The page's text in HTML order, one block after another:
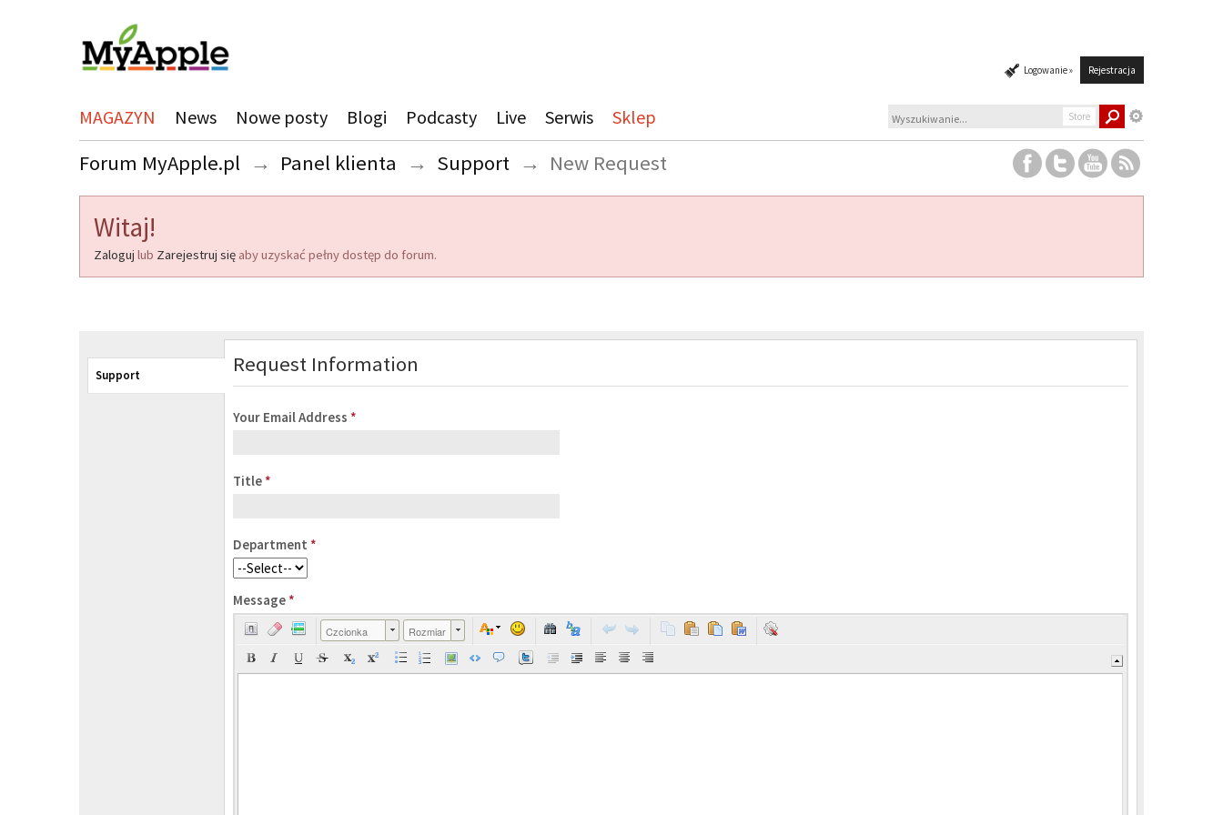
Logowanie » Rejestracja
MAGAZYN News Nowe posty Blogi Podcasty Live Serwis Sklep Store
Forum MyApple.pl → Panel klienta → Support → New Request
Witaj!
Zaloguj lub Zarejestruj się aby uzyskać pełny dostęp do forum.
Support Request Information
Your Email Address *
Title *
Department *
Message *
Czcionka Rozmiar